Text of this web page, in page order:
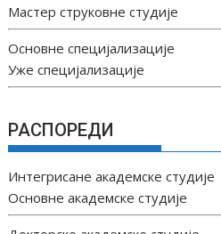
Мастер струковне студије
Основне специјализације
Уже специјализације
РАСПОРЕДИ
Интегрисане академске студије
Основне академске студије